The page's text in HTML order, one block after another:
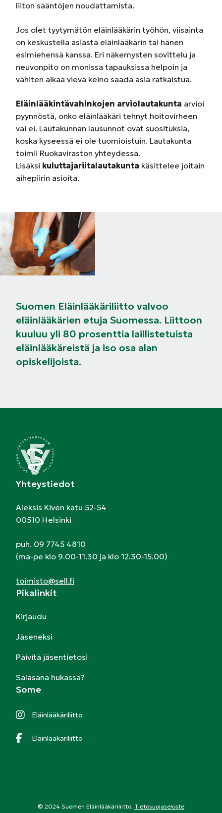
liiton sääntöjen noudattamista.
Jos olet tyytymätön eläinlääkärin työhön, viisainta
on keskustella asiasta eläinlääkärin tai hänen
esimiehensä kanssa. Eri näkemysten sovittelu ja
neuvonpito on monissa tapauksissa helpoin ja
vähiten aikaa vievä keino saada asia ratkaistua.
Eläinlääkintävahinkojen arviolautakunta arvioi
pyynnöstä, onko eläinlääkäri tehnyt hoitovirheen
vai ei. Lautakunnan lausunnot ovat suosituksia,
koska kyseessä ei ole tuomioistuin. Lautakunta
toimii Ruokaviraston yhteydessä.
Lisäksi kuluttajariitalautakunta käsittelee joitain
aihepiirin asioita.
Suomen Eläinlääkäriliitto valvoo
eläinlääkärien etuja Suomessa. Liittoon
kuuluu yli 80 prosenttia laillistetuista
eläinlääkäreistä ja iso osa alan
opiskelijoista.
Yhteystiedot
Aleksis Kiven katu 52-54
00510 Helsinki
puh. 09 7745 4810
(ma-pe klo 9.00-11.30 ja klo 12.30-15.00)
toimisto@sell.fi
Pikalinkit
Kirjaudu
Jäseneksi
Päivitä jäsentietosi
Salasana hukassa?
Some
Eläinlääkäriliitto
Eläinlääkäriliitto
© 2024 Suomen Eläinlääkäriliitto. Tietosuojaseloste